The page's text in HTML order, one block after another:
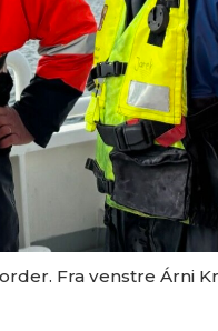
Fra venstre Árni